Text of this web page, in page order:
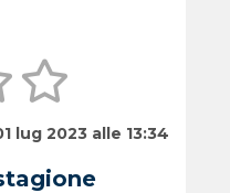
lug 2023 alle 13:34